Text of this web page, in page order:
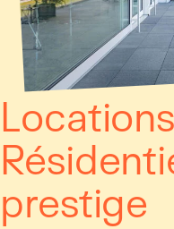
Locations
prestige